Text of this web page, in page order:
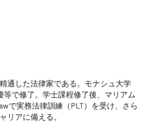
通した法律家である。モナシュ大学
等で修了。学士課程修了後、マリアム
で実務法律訓練（PLT）を受け、さら
リアに備える。